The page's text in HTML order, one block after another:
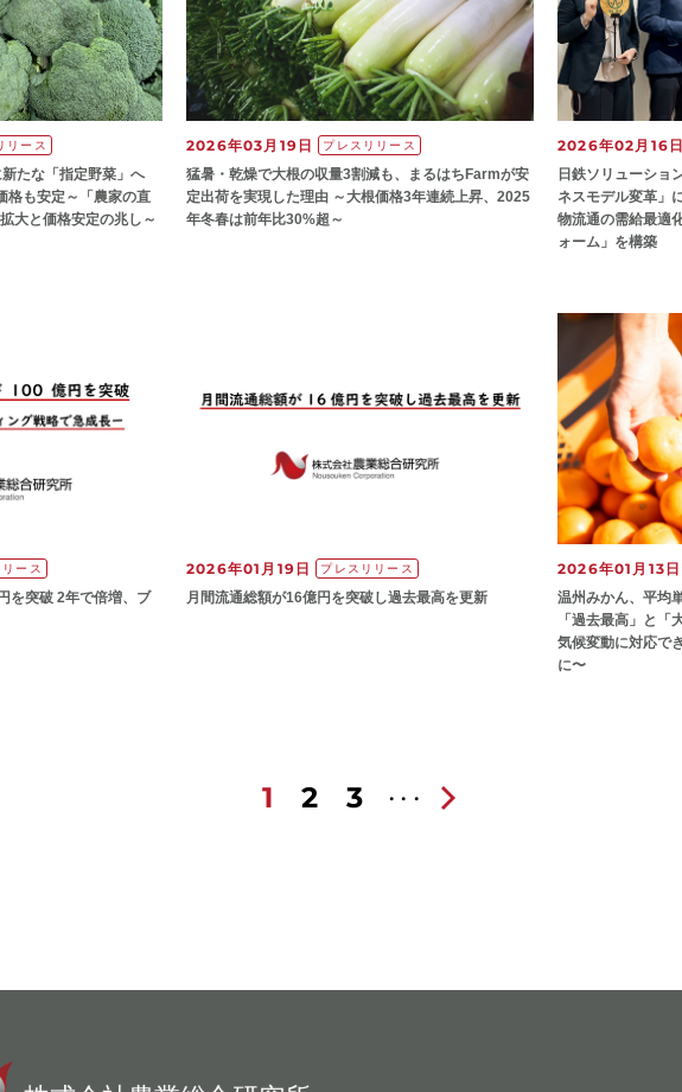
リース
新たな「指定野菜」へ
格も安定～「農家の直
大と価格安定の兆し～
2026年03月19日 プレスリリース
猛暑・乾燥で大根の収量3割減も、まるはちFarmが安
定出荷を実現した理由 ～大根価格3年連続上昇、2025
年冬春は前年比30%超～
2026年02月16
日鉄ソリューショ
ネスモデル変革」
物流通の需給最適
ォーム」を構築
ース
を突破 2年で倍増、ブ
2026年01月19日 プレスリリース
月間流通総額が16億円を突破し過去最高を更新
2026年01月13日
温州みかん、平均
「過去最高」と
気候変動に対応で
に〜
1 2 3